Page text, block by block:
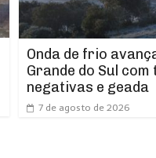
Onda de frio
Grande do Sul
negativas e geada
7 de agosto de 2026